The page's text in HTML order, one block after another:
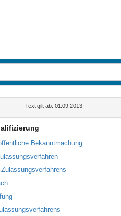
Text gilt ab: 01.09.2013
Bekanntmachung